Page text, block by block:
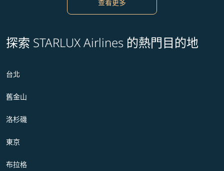
查看更多
探索 STARLUX Airlines 的熱門目的地
台北
舊金山
洛杉磯
東京
布拉格